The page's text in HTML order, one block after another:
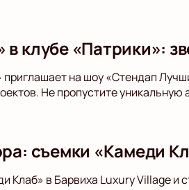
клубе «Патрики»:
приглашает на шоу «Стендап
Не пропустите
съемки «Камеди
Клаб» в Барвиха Luxury Village и